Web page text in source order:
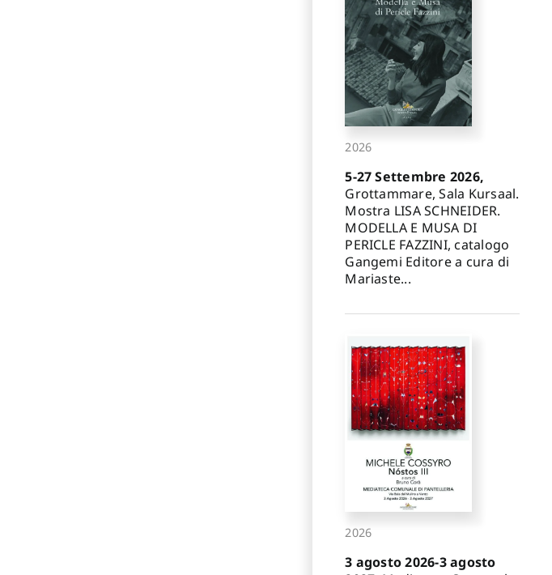
2026
5-27 Settembre 2026,
Grottammare, Sala Kursaal.
Mostra LISA SCHNEIDER.
MODELLA E MUSA DI
PERICLE FAZZINI, catalogo
Gangemi Editore a cura di
Mariaste...
2026
3 agosto 2026-3 agosto